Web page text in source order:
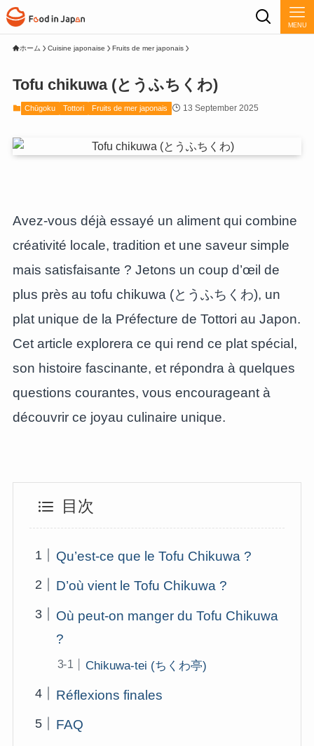
MENU
ホーム Cuisine japonaise Fruits de mer japonais
Tofu chikuwa (とうふちくわ)
Chūgoku Tottori Fruits de mer japonais 13 September 2025
Avez-vous déjà essayé un aliment qui combine
créativité locale, tradition et une saveur simple
mais satisfaisante ? Jetons un coup d’œil de
plus près au tofu chikuwa (とうふちくわ), un
plat unique de la Préfecture de Tottori au Japon.
Cet article explorera ce qui rend ce plat spécial,
son histoire fascinante, et répondra à quelques
questions courantes, vous encourageant à
découvrir ce joyau culinaire unique.
目次
Qu’est-ce que le Tofu Chikuwa ?
D’où vient le Tofu Chikuwa ?
Où peut-on manger du Tofu Chikuwa
?
Chikuwa-tei (ちくわ亭)
Réflexions finales
FAQ